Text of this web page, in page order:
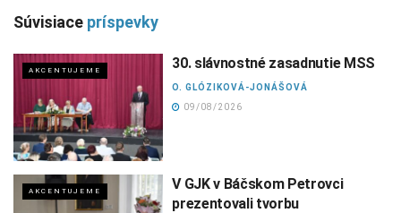
Súvisiace príspevky
AKCENTUJEME 30. slávnostné zasadnutie MSS
O. GLÓZIKOVÁ-JONÁŠOVÁ
09/08/2026
AKCENTUJEME
V GJK v Báčskom Petrovci
prezentovali tvorbu